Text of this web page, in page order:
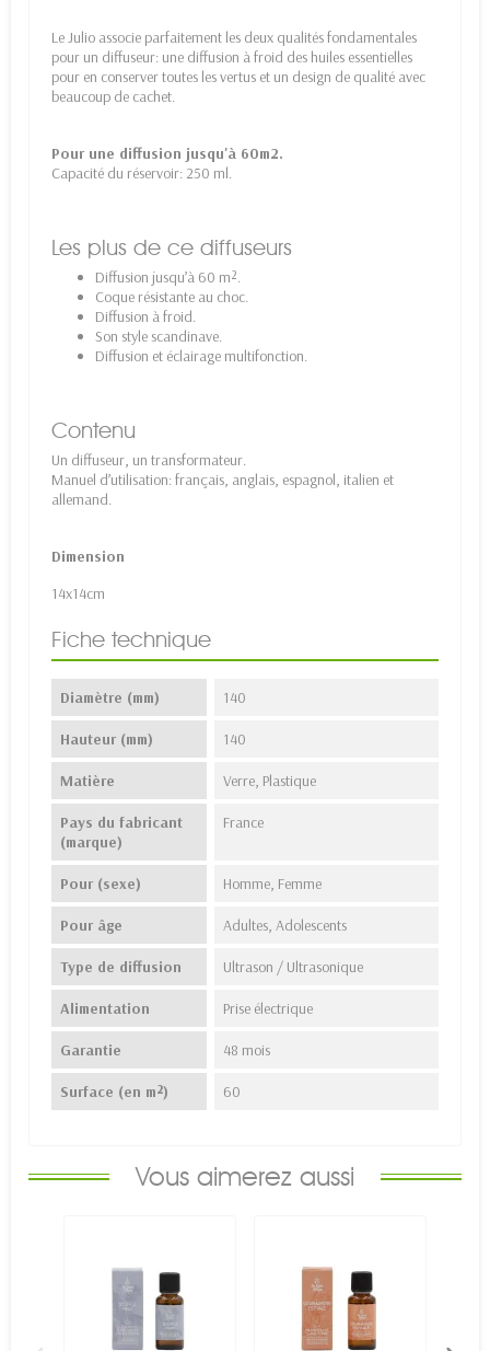
Le Julio associe parfaitement les deux qualités fondamentales
pour un diffuseur: une diffusion à froid des huiles essentielles
pour en conserver toutes les vertus et un design de qualité avec
beaucoup de cachet.
Pour une diffusion jusqu'à 60m2.
Capacité du réservoir: 250 ml.
Les plus de ce diffuseurs
Diffusion jusqu’à 60 m².
Coque résistante au choc.
Diffusion à froid.
Son style scandinave.
Diffusion et éclairage multifonction.
Contenu
Un diffuseur, un transformateur.
Manuel d’utilisation: français, anglais, espagnol, italien et
allemand.
Dimension
14x14cm
Fiche technique
Diamètre (mm) 140
Hauteur (mm) 140
Matière Verre, Plastique
Pays du fabricant
(marque)
France
Pour (sexe) Homme, Femme
Pour âge Adultes, Adolescents
Type de diffusion Ultrason / Ultrasonique
Alimentation Prise électrique
Garantie 48 mois
Surface (en m²) 60
Vous aimerez aussi